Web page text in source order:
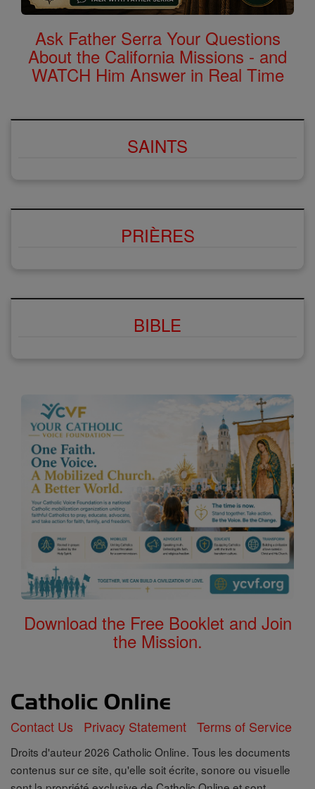
Ask Father Serra Your Questions
About the California Missions - and
WATCH Him Answer in Real Time
SAINTS
PRIÈRES
BIBLE
Download the Free Booklet and Join
the Mission.
Contact Us Privacy Statement Terms of Service
Droits d'auteur 2026 Catholic Online. Tous les documents
contenus sur ce site, qu'elle soit écrite, sonore ou visuelle